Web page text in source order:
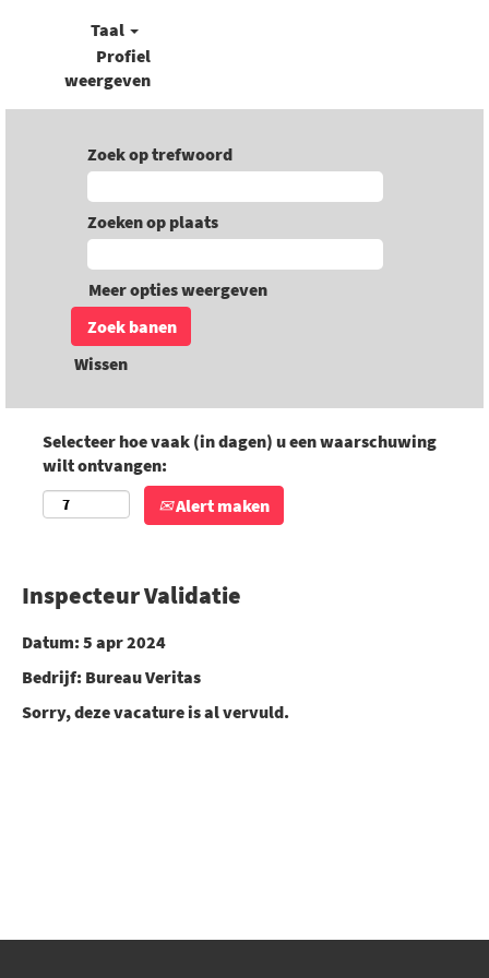
Taal
Profiel
weergeven
Zoek op trefwoord
Zoeken op plaats
Meer opties weergeven
Wissen
Selecteer hoe vaak (in dagen) u een waarschuwing
wilt ontvangen:
Alert maken
Inspecteur Validatie
Datum: 5 apr 2024
Bedrijf: Bureau Veritas
Sorry, deze vacature is al vervuld.